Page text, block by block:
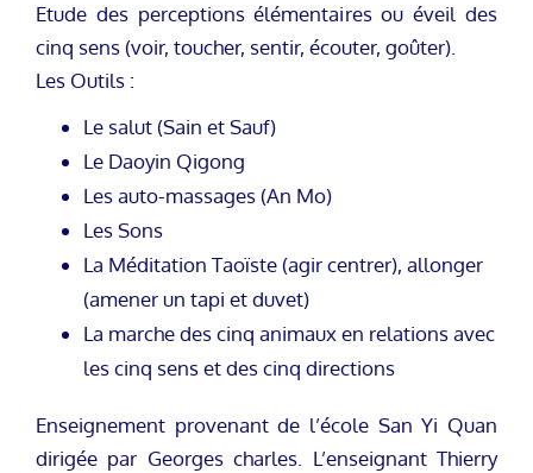
Etude des perceptions élémentaires ou éveil des
cinq sens (voir, toucher, sentir, écouter, goûter).
Les Outils :
Le salut (Sain et Sauf)
Le Daoyin Qigong
Les auto-massages (An Mo)
Les Sons
La Méditation Taoïste (agir centrer), allonger
(amener un tapi et duvet)
La marche des cinq animaux en relations avec
les cinq sens et des cinq directions
Enseignement provenant de l’école San Yi Quan
dirigée par Georges charles. L’enseignant Thierry